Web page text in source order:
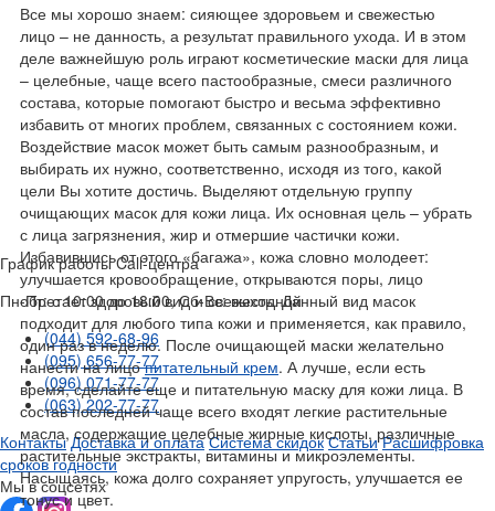
Все мы хорошо знаем: сияющее здоровьем и свежестью
лицо – не данность, а результат правильного ухода. И в этом
деле важнейшую роль играют косметические маски для лица
– целебные, чаще всего пастообразные, смеси различного
состава, которые помогают быстро и весьма эффективно
избавить от многих проблем, связанных с состоянием кожи.
Воздействие масок может быть самым разнообразным, и
выбирать их нужно, соответственно, исходя из того, какой
цели Вы хотите достичь. Выделяют отдельную группу
очищающих масок для кожи лица. Их основная цель – убрать
с лица загрязнения, жир и отмершие частички кожи.
Избавившись от этого «багажа», кожа словно молодеет:
улучшается кровообращение, открываются поры, лицо
обретает здоровый вид и свежесть. Данный вид масок
подходит для любого типа кожи и применяется, как правило,
один раз в неделю. После очищающей маски желательно
нанести на лицопитательный крем. А лучше, если есть
время, сделайте еще и питательную маску для кожи лица. В
состав последней чаще всего входят легкие растительные
масла, содержащие целебные жирные кислоты, различные
растительные экстракты, витамины и микроэлементы.
Насыщаясь, кожа долго сохраняет упругость, улучшается ее
тонус и цвет.
График работы Call-центра
Пн-Пт: с 10:00 до 18:00, Сб-Вс: выходной
(044) 592-68-96
(095) 656-77-77
(096) 071-77-77
(063) 202-77-77
Контакты Доставка и оплата Система скидок Статьи Расшифровка
сроков годности
Мы в соцсетях